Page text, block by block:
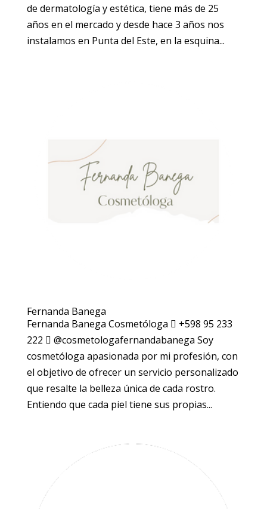
de dermatología y estética, tiene más de 25
años en el mercado y desde hace 3 años nos
instalamos en Punta del Este, en la esquina...
Fernanda Banega
Fernanda Banega Cosmetóloga  +598 95 233
222  @cosmetologafernandabanega Soy
cosmetóloga apasionada por mi profesión, con
el objetivo de ofrecer un servicio personalizado
que resalte la belleza única de cada rostro.
Entiendo que cada piel tiene sus propias...